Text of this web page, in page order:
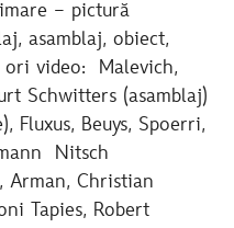
– pictură
asamblaj, obiect,
ori video: Malevich,
Schwitters (asamblaj)
Fluxus, Beuys, Spoerri,
Nitsch
Arman, Christian
Tapies, Robert